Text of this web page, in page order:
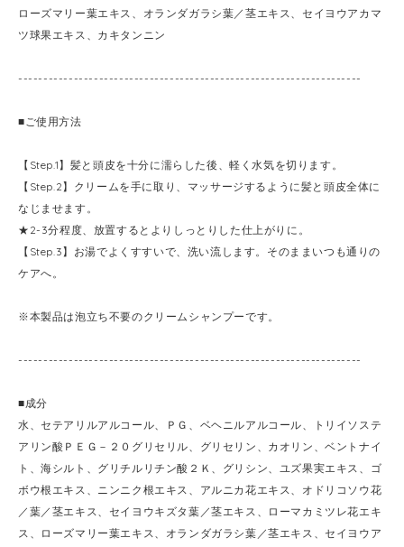
ローズマリー葉エキス、オランダガラシ葉／茎エキス、セイヨウアカマ
ツ球果エキス、カキタンニン
--------------------------------------------------------------------
■ご使用方法
【Step.1】髪と頭皮を十分に濡らした後、軽く水気を切ります。
【Step.2】クリームを手に取り、マッサージするように髪と頭皮全体に
なじませます。
★2-3分程度、放置するとよりしっとりした仕上がりに。
【Step.3】お湯でよくすすいで、洗い流します。そのままいつも通りの
ケアへ。
※本製品は泡立ち不要のクリームシャンプーです。
--------------------------------------------------------------------
■成分
水、セテアリルアルコール、ＰＧ、ベヘニルアルコール、トリイソステ
アリン酸ＰＥＧ－２０グリセリル、グリセリン、カオリン、ベントナイ
ト、海シルト、グリチルリチン酸２Ｋ、グリシン、ユズ果実エキス、ゴ
ボウ根エキス、ニンニク根エキス、アルニカ花エキス、オドリコソウ花
／葉／茎エキス、セイヨウキズタ葉／茎エキス、ローマカミツレ花エキ
ス、ローズマリー葉エキス、オランダガラシ葉／茎エキス、セイヨウア